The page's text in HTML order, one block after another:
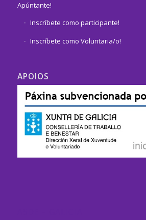
Apúntante!
Inscríbete como participante!
Inscríbete como Voluntaria/o!
APOIOS